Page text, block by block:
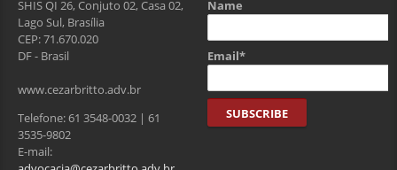
SHIS QI 26, Conjuto 02, Casa 02,
Lago Sul, Brasília
CEP: 71.670.020
DF - Brasil
www.cezarbritto.adv.br
Telefone: 61 3548-0032 | 61
3535-9802
E-mail:
Name
Email*